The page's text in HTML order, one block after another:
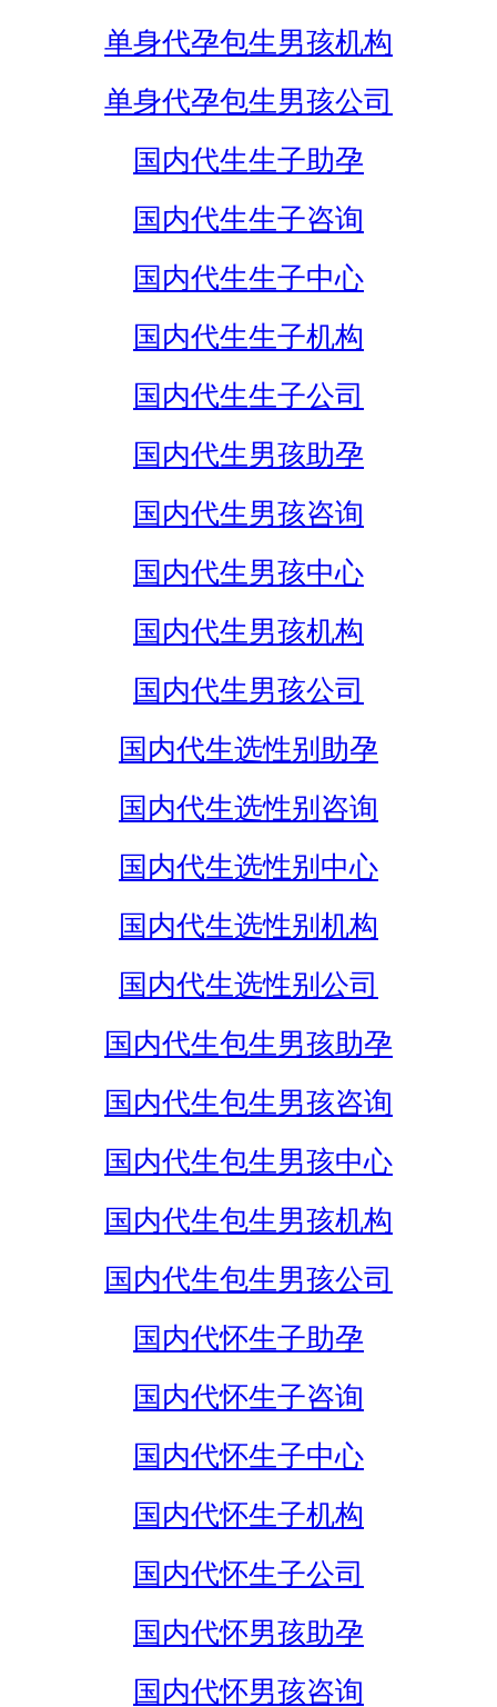
单身代孕包生男孩机构
单身代孕包生男孩公司
国内代生生子助孕
国内代生生子咨询
国内代生生子中心
国内代生生子机构
国内代生生子公司
国内代生男孩助孕
国内代生男孩咨询
国内代生男孩中心
国内代生男孩机构
国内代生男孩公司
国内代生选性别助孕
国内代生选性别咨询
国内代生选性别中心
国内代生选性别机构
国内代生选性别公司
国内代生包生男孩助孕
国内代生包生男孩咨询
国内代生包生男孩中心
国内代生包生男孩机构
国内代生包生男孩公司
国内代怀生子助孕
国内代怀生子咨询
国内代怀生子中心
国内代怀生子机构
国内代怀生子公司
国内代怀男孩助孕
国内代怀男孩咨询